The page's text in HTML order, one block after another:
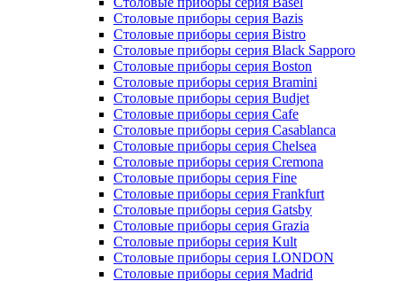
Столовые приборы серия Alessi-Coppe
Столовые приборы серия Amboss
Столовые приборы серия Asti
Столовые приборы серия Astra
Столовые приборы серия Barcelona
Столовые приборы серия Basel
Столовые приборы серия Bazis
Столовые приборы серия Bistro
Столовые приборы серия Black Sapporo
Столовые приборы серия Boston
Столовые приборы серия Bramini
Столовые приборы серия Budjet
Столовые приборы серия Cafe
Столовые приборы серия Casablanca
Столовые приборы серия Chelsea
Столовые приборы серия Cremona
Столовые приборы серия Fine